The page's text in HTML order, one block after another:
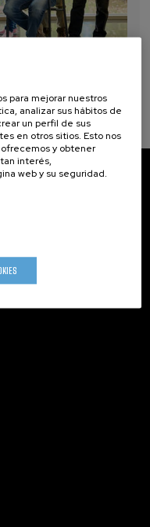
para mejorar nuestros
analizar sus hábitos de
un perfil de sus
en otros sitios. Esto nos
y obtener
interés,
web y su seguridad.